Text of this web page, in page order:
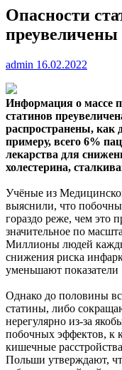
Опасности
преувеличены
admin 16.02.2022
Информация о массе
статинов
распространены, как
примеру, всего 6%
лекарства для
холестерина,
Учёные из
выяснили, что
гораздо реже, чем это
значительное по
Миллионы людей
снижения риска
уменьшают показатели
Однако до половины
статины, либо
нерегулярно из-за
побочных эффектов, к
кишечные
Польши утверждают,